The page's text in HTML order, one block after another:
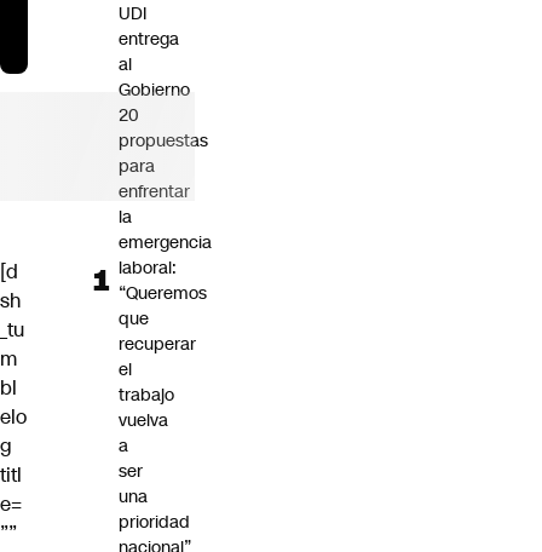
[d
sh
_tu
m
bl
elo
g
titl
e=
””
UDI
entrega
al
Gobierno
20
propuestas
para
enfrentar
la
emergencia
laboral:
“Queremos
que
recuperar
el
trabajo
vuelva
a
ser
una
prioridad
nacional”